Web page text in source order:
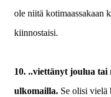
ole niitä kotimaassakaan
kiinnostaisi.
10. ..viettänyt joulua
ulkomailla. Se olisi vielä